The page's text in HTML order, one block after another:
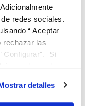
redes sociales.
“ Aceptar
rechazar las
Si
a rechazar la
funcione y que
consultar
detalles